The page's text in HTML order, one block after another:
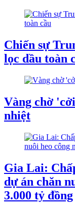
Chiến sự
lọc dầu toàn
Vàng chờ
nhiệt
Gia Lai:
dự án chăn
3.000 tỷ đồng